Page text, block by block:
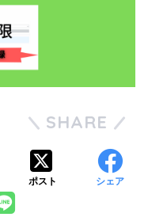
SHARE
ポスト シェア